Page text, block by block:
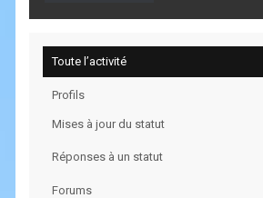
Toute l’activité
Profils
Mises à jour du statut
Réponses à un statut
Forums